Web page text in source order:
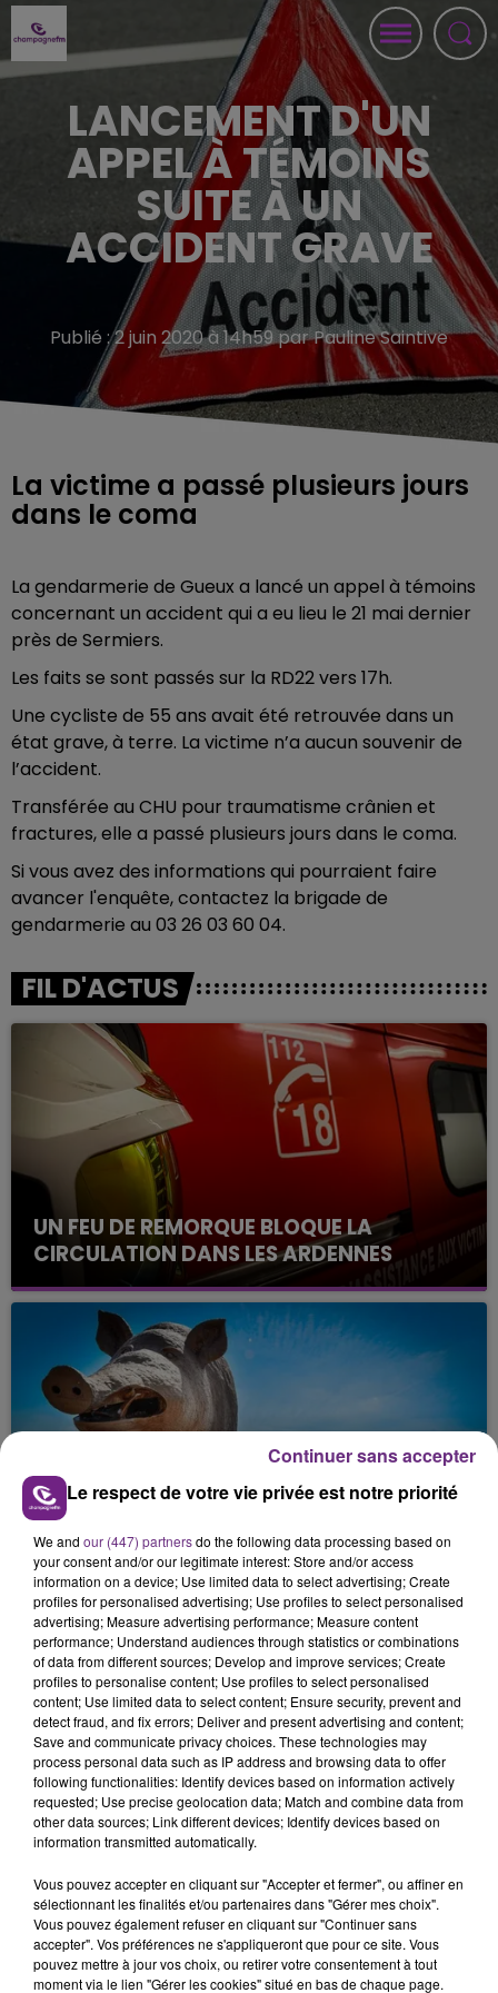
LANCEMENT D'UN
APPEL À TÉMOINS
SUITE À UN
ACCIDENT GRAVE
Publié : 2 juin 2020 à 14h59 par Pauline Saintive
La victime a passé plusieurs jours
dans le coma
La gendarmerie de Gueux a lancé un appel à témoins
concernant un accident qui a eu lieu le 21 mai dernier
près de Sermiers.
Les faits se sont passés sur la RD22 vers 17h.
Une cycliste de 55 ans avait été retrouvée dans un
état grave, à terre. La victime n’a aucun souvenir de
l’accident.
Transférée au CHU pour traumatisme crânien et
fractures, elle a passé plusieurs jours dans le coma.
Si vous avez des informations qui pourraient faire
avancer l'enquête, contactez la brigade de
gendarmerie au 03 26 03 60 04.
FIL D'ACTUS
UN FEU DE REMORQUE BLOQUE LA
CIRCULATION DANS LES ARDENNES
Un feu de remorque s'est déclaré ce mercredi en
fin de matinée sur l'A34.
VENEZ FÊTER CE WEEK-END
L'ANNIVERSAIRE DE WOINIC
Ce samedi 8 août sera un grand jour :
l'anniversaire du plus gros sanglier du monde.
Une fête est donc organisée et vous êtes tous
conviés !
TITRES DIFFUSÉS
5h49
5h49
DJ GOJA & JASON DERULO &
MELODY
Mi Chico
5h47
5h47
BENSON BOONE
Beautiful Things
Le respect de votre vie privée est notre priorité
We and our (447) partnersdo the following data processing based on
your consent and/or our legitimate interest: Store and/or access
information on a device; Use limited data to select advertising; Create
profiles for personalised advertising; Use profiles to select personalised
advertising; Measure advertising performance; Measure content
performance; Understand audiences through statistics or combinations
of data from different sources; Develop and improve services; Create
profiles to personalise content; Use profiles to select personalised
content; Use limited data to select content; Ensure security, prevent and
detect fraud, and fix errors; Deliver and present advertising and content;
Save and communicate privacy choices. These technologies may
process personal data such as IP address and browsing data to offer
following functionalities: Identify devices based on information actively
requested; Use precise geolocation data; Match and combine data from
other data sources; Link different devices; Identify devices based on
information transmitted automatically.
Vous pouvez accepter en cliquant sur "Accepter et fermer", ou affiner en
sélectionnant les finalités et/ou partenaires dans "Gérer mes choix".
Vous pouvez également refuser en cliquant sur "Continuer sans
accepter". Vos préférences ne s'appliqueront que pour ce site. Vous
pouvez mettre à jour vos choix, ou retirer votre consentement à tout
moment via le lien "Gérer les cookies" situé en bas de chaque page.
Continuer sans accepter